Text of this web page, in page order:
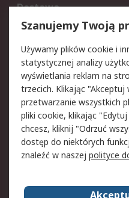
Dostawa
Reklamacje i zwroty
Aspekty prawne
Bezpieczeństwo e-
maila
Polityka prywatności
Zastrzeżenia prawne
Szanujemy Twoją
Używamy plików cookie i
statystycznej analizy
wyświetlania reklam na
trzecich. Klikając
przetwarzanie wszystkich
pliki cookie, klikając
chcesz, kliknij "Odrzuć
dostęp do niektórych
znaleźć w naszej polityce